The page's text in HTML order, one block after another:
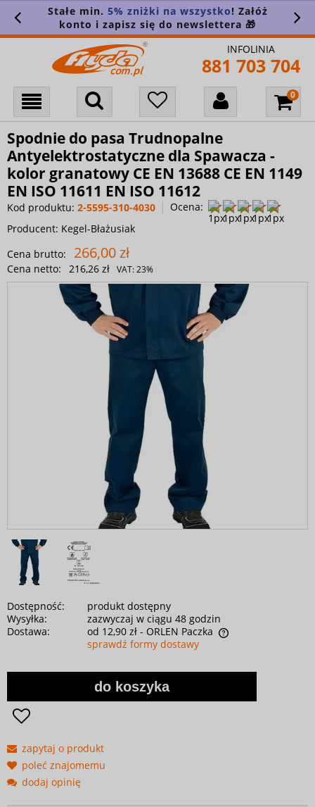
Stałe min. 5% zniżki na wszystko! Załóż
konto i zapisz się do newslettera 🎁
INFOLINIA
881 703 704
Spodnie do pasa Trudnopalne
Antyelektrostatyczne dla Spawacza -
kolor granatowy CE EN 13688 CE EN 1149
EN ISO 11611 EN ISO 11612
Kod produktu: 2-5595-310-4030
Ocena:
Producent: Kegel-Błażusiak
Cena brutto:
266,00 zł
Cena netto: 216,26 zł VAT:23%
Dostępność:
produkt dostępny
Wysyłka:
zazwyczaj w ciągu 48 godzin
Dostawa:
od 12,90 zł - ORLEN Paczka
sprawdź formy dostawy
do koszyka
zapytaj o produkt
poleć znajomemu
dodaj opinię